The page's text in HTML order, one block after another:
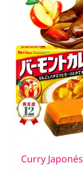
Curry Japonés